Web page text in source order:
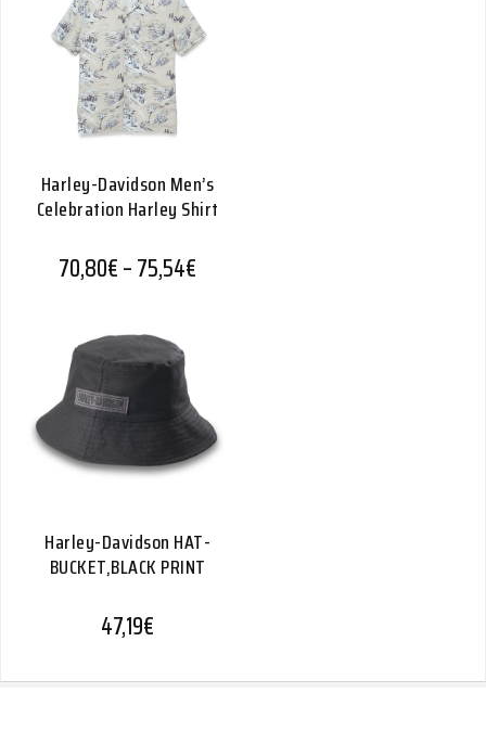
Harley-Davidson Men’s
Celebration Harley Shirt
70,80€–75,54€
Harley-Davidson HAT-
BUCKET,BLACK PRINT
47,19€